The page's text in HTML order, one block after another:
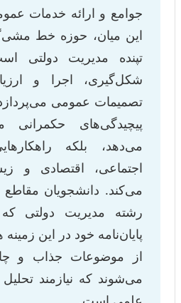
جوامع و ارائه خدمات
این میان، حوزه خط
تپنده مدیریت دولتی
شکل‌گیری، اجرا و
تصمیمات عمومی
پیچیدگی‌های حکمرانی
می‌دهد، بلکه
اجتماعی، اقتصادی و
می‌کند. دانشجویان
رشته مدیریت دولتی که
پایان‌نامه خود در این
از موضوعات جذاب و
می‌شوند که نیازمند